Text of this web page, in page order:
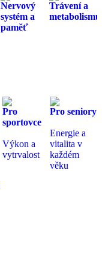
Nervový
systém a
paměť
Trávení a
Pro
sportovce
Výkon a
vytrvalost
Pro seniory
Energie a
vitalita v
každém
věku